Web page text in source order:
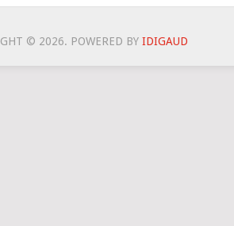
© 2026. POWERED BY IDIGAUD